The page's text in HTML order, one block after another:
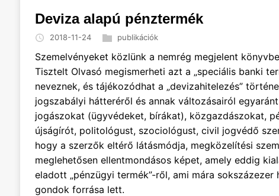
Deviza alapú pénztermék
2018-11-24 publikációk
Szemelvényeket közlünk a nemrég megjelent
Tisztelt Olvasó megismerheti azt a „speciális banki
neveznek, és tájékozódhat a „devizahitelezés”
jogszabályi hátteréről és annak változásairól
jogászokat (ügyvédeket, bírákat), közgazdászokat,
újságírót, politológust, szociológust, civil jogvédő
hogy a szerzők eltérő látásmódja, megközelítési
meglehetősen ellentmondásos képet, amely eddig
eladott „pénzügyi termék”-ről, ami mára
gondok forrása lett.